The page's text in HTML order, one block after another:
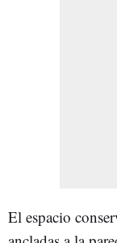
El espacio